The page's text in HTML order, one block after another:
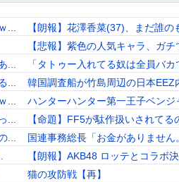
...
...
...
...
...
...
【朗報】花澤香菜(37)、まだ誰
【悲報】紫色の人気キャラ、ガ
「タトゥー入れてる奴は全員バ
韓国調査船が竹島周辺の日本EEZ
ハンターハンター第一王子ベン
【命題】FF5が駄作扱いされて
国連事務総長「お金がありませ
【朗報】AKB48 ロッテとコラボ決
猫の攻防戦【再】